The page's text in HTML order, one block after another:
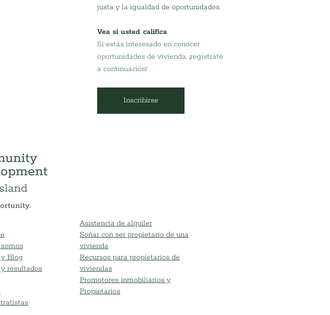
justa y la igualdad de oportunidades.
Vea si usted califica
Si estás interesado en conocer
oportunidades de vivienda, ¡regístrate
a continuación!
Inscribirse
Blog
resultados
Asistencia de alquiler
Soñar con ser propietario de una
vivienda
Recursos para propietarios de
viviendas
Promotores inmobiliarios y
Propietarios